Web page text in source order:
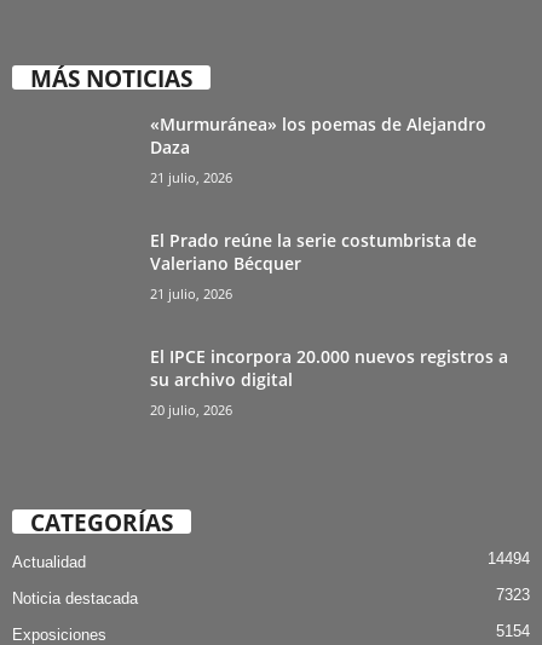
MÁS NOTICIAS
«Murmuránea» los poemas de Alejandro
Daza
21 julio, 2026
El Prado reúne la serie costumbrista de
Valeriano Bécquer
21 julio, 2026
El IPCE incorpora 20.000 nuevos registros a
su archivo digital
20 julio, 2026
CATEGORÍAS
Actualidad 14494
Noticia destacada 7323
Exposiciones 5154